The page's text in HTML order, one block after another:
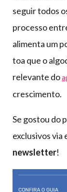
seguir todos
processo
alimenta um
toa que o
relevante do
crescimento.
Se gostou do
exclusivos via
newsletter!